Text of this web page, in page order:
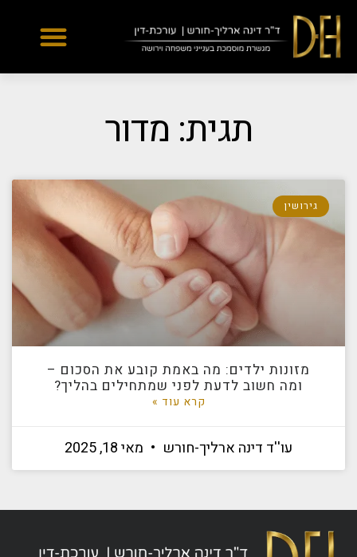
Yes
...
תגית: מדור
גירושין
מזונות ילדים: מה באמת קובע את הסכום –
ומה חשוב לדעת לפני שמתחילים בהליך?
קרא עוד »
עו''ד דינה ארליך-חורש מאי 18, 2025